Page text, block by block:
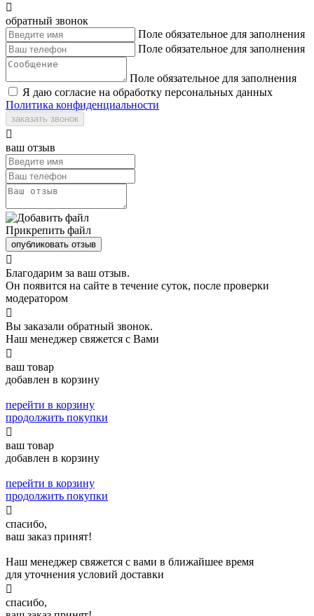

обратный звонок
Поле обязательное для заполнения
Поле обязательное для заполнения
Поле обязательное для заполнения
Я даю согласие на обработку персональных данных
Политика конфиденциальности
заказать звонок

ваш отзыв
Прикрепить файл
опубликовать отзыв

Благодарим за ваш отзыв.
Он появится на сайте в течение суток, после проверки
модератором

Вы заказали обратный звонок.
Наш менеджер свяжется с Вами

ваш товар
добавлен в корзину
перейти в корзину
продолжить покупки

ваш товар
добавлен в корзину
перейти в корзину
продолжить покупки

спасибо,
ваш заказ принят!
Наш менеджер свяжется с вами в ближайшее время
для уточнения условий доставки

спасибо,